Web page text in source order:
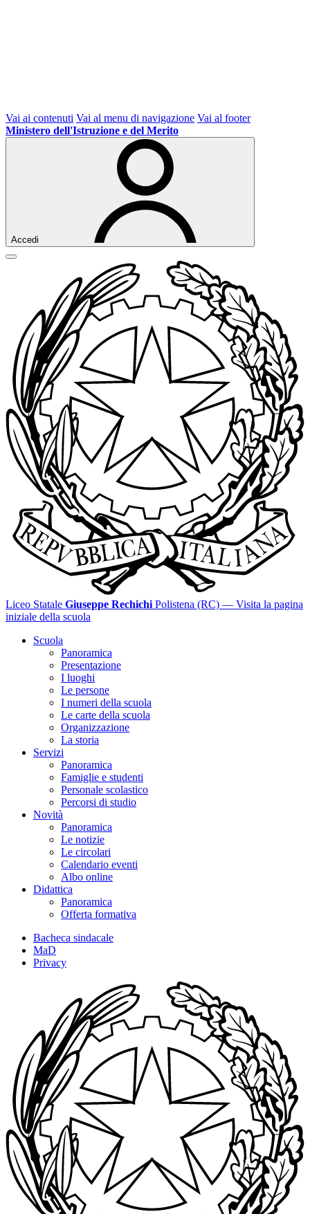
Vai ai contenuti Vai al menu di navigazione Vai al footer
Ministero dell'Istruzione e del Merito
Accedi
Liceo Statale Giuseppe Rechichi Polistena (RC) — Visita la pagina
iniziale della scuola
Scuola
Panoramica
Presentazione
I luoghi
Le persone
I numeri della scuola
Le carte della scuola
Organizzazione
La storia
Servizi
Panoramica
Famiglie e studenti
Personale scolastico
Percorsi di studio
Novità
Panoramica
Le notizie
Le circolari
Calendario eventi
Albo online
Didattica
Panoramica
Offerta formativa
Bacheca sindacale
MaD
Privacy